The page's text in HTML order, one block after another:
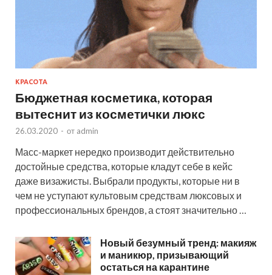
КРАСОТА
Бюджетная косметика, которая
вытеснит из косметички люкс
26.03.2020 - от admin
Масс-маркет нередко производит действительно
достойные средства, которые кладут себе в кейс
даже визажисты. Выбрали продукты, которые ни в
чем не уступают культовым средствам люксовых и
профессиональных брендов, а стоят значительно …
Новый безумный тренд: макияж
и маникюр, призывающий
остаться на карантине